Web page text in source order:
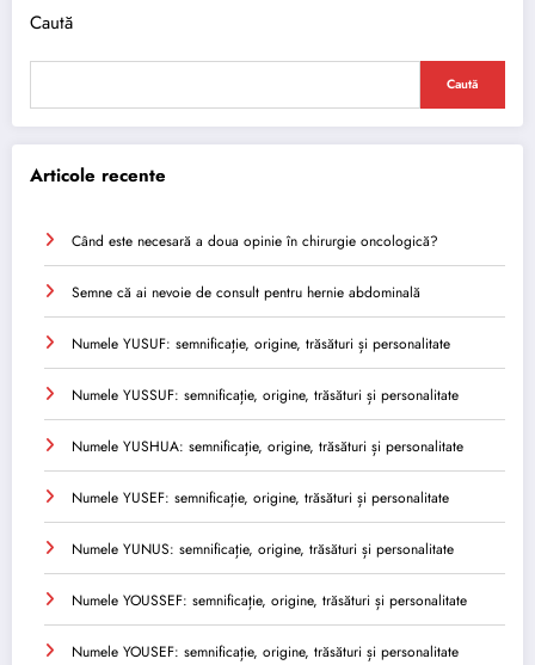
Caută
Caută
Articole recente
Când este necesară a doua opinie în chirurgie oncologică?
Semne că ai nevoie de consult pentru hernie abdominală
Numele YUSUF: semnificație, origine, trăsături și personalitate
Numele YUSSUF: semnificație, origine, trăsături și personalitate
Numele YUSHUA: semnificație, origine, trăsături și personalitate
Numele YUSEF: semnificație, origine, trăsături și personalitate
Numele YUNUS: semnificație, origine, trăsături și personalitate
Numele YOUSSEF: semnificație, origine, trăsături și personalitate
Numele YOUSEF: semnificație, origine, trăsături și personalitate